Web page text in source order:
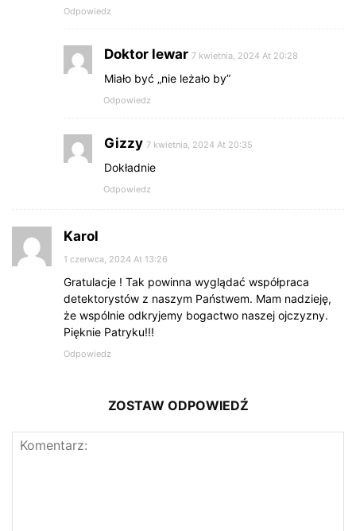
Odpowiedz
Doktor lewar 7 kwietnia, 2024 At 20:28
Miało być „nie leżało by”
Odpowiedz
Gizzy 7 kwietnia, 2024 At 20:35
Dokładnie
Odpowiedz
Karol
1 czerwca, 2024 At 13:26
Gratulacje ! Tak powinna wyglądać współpraca
detektorystów z naszym Państwem. Mam nadzieję,
że wspólnie odkryjemy bogactwo naszej ojczyzny.
Pięknie Patryku!!!
Odpowiedz
ZOSTAW ODPOWIEDŹ